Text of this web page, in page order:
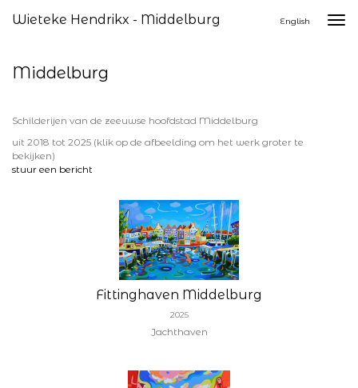
Wieteke Hendrikx - Middelburg English
Middelburg
Schilderijen van de zeeuwse hoofdstad Middelburg
uit 2018 tot 2025 (klik op de afbeelding om het werk groter te
bekijken)
stuur een bericht
Fittinghaven Middelburg
2025
Jachthaven